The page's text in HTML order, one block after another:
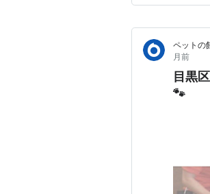
す。 既
ペットの
月前
目黒
🐾